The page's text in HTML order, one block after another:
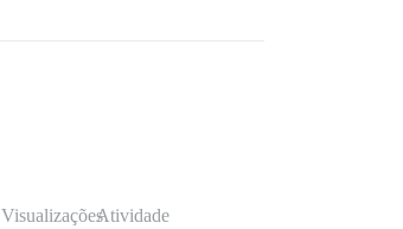
VisualizaçõesAtividade